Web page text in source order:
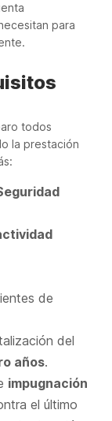
para
todos
la prestación
de
del
años.
impugnación
el último